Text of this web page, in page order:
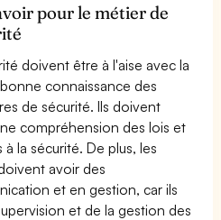
pour le métier de
doivent être à l'aise avec la
connaissance des
de sécurité. Ils doivent
compréhension des lois et
la sécurité. De plus, les
avoir des
et en gestion, car ils
et de la gestion des